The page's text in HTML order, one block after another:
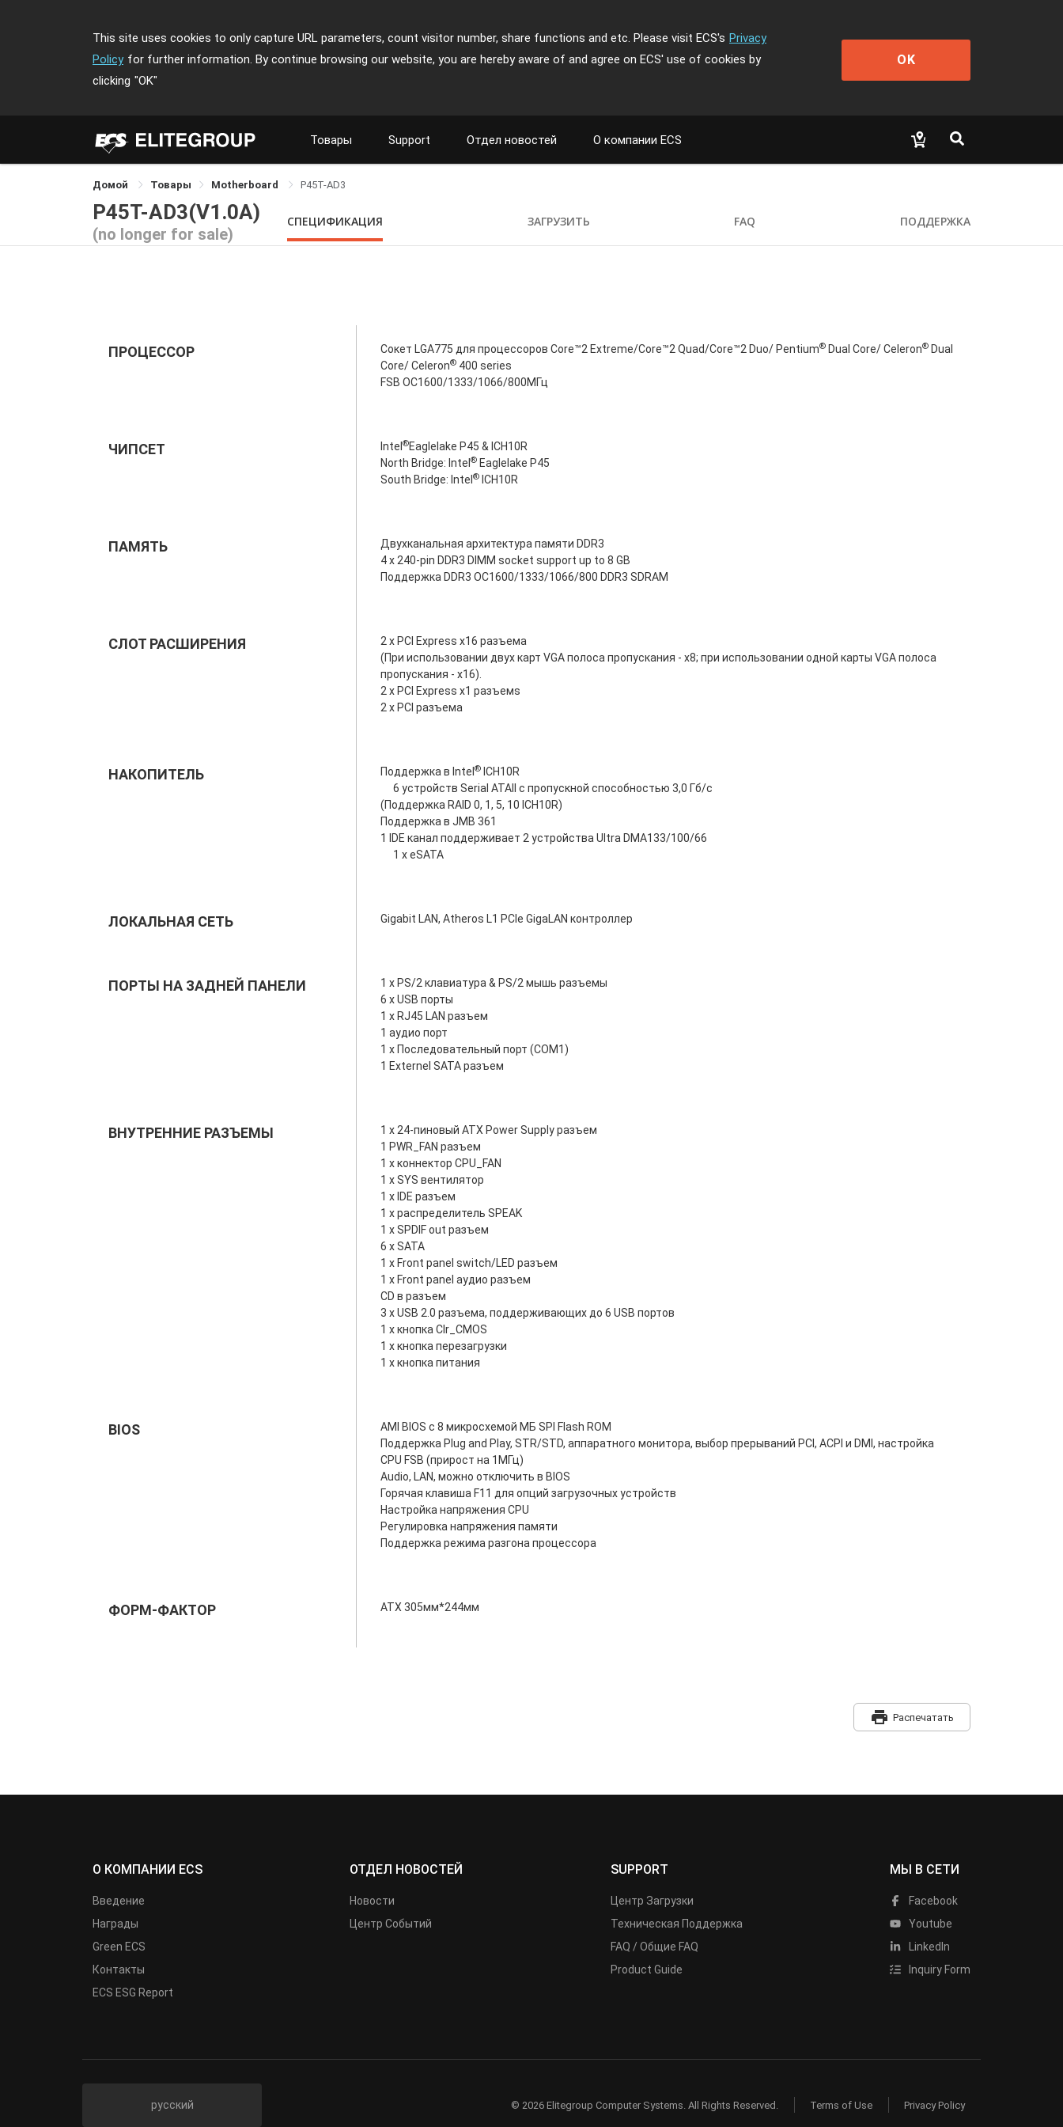
This site uses cookies to only capture URL parameters, count visitor number, share functions and etc. Please visit ECS's Privacy
Policy for further information. By continue browsing our website, you are hereby aware of and agree on ECS' use of cookies by
clicking "OK"
OK
Товары Support Отдел новостей О компании ECS
Домой Товары Motherboard P45T-AD3
P45T-AD3(V1.0A)
(no longer for sale)
СПЕЦИФИКАЦИЯ ЗАГРУЗИТЬ FAQ ПОДДЕРЖКА
ПРОЦЕССОР Сокет LGA775 для процессоров Core™2 Extreme/Core™2 Quad/Core™2 Duo/ Pentium® Dual Core/ Celeron® Dual
Core/ Celeron® 400 series
FSB OC1600/1333/1066/800МГц
ЧИПСЕТ Intel ®Eaglelake P45 & ICH10R
North Bridge: Intel ® Eaglelake P45
South Bridge: Intel ® ICH10R
ПАМЯТЬ
Двухканальная архитектура памяти DDR3
4 x 240-pin DDR3 DIMM socket support up to 8 GB
Поддержка DDR3 OC1600/1333/1066/800 DDR3 SDRAM
СЛОТ РАСШИРЕНИЯ
2 x PCI Express x16 разъема
(При использовании двух карт VGA полоса пропускания - x8; при использовании одной карты VGA полоса
пропускания - x16).
2 x PCI Express x1 разъемs
2 x PCI разъема
НАКОПИТЕЛЬ Поддержка в Intel ® ICH10R
6 устройств Serial ATAII с пропускной способностью 3,0 Гб/с
(Поддержка RAID 0, 1, 5, 10 ICH10R)
Поддержка в JMB 361
1 IDE канал поддерживает 2 устройства Ultra DMA133/100/66
1 x eSATA
ЛОКАЛЬНАЯ СЕТЬ Gigabit LAN, Atheros L1 PCIe GigaLAN контроллер
ПОРТЫ НА ЗАДНЕЙ ПАНЕЛИ
1 x PS/2 клавиатура & PS/2 мышь разъемы
6 x USB порты
1 x RJ45 LAN разъем
1 аудио порт
1 x Последовательный порт (COM1)
1 Externel SATA разъем
ВНУТРЕННИЕ РАЗЪЕМЫ
1 x 24-пиновый ATX Power Supply разъем
1 PWR_FAN разъем
1 x коннектор CPU_FAN
1 x SYS вентилятор
1 x IDE разъем
1 x распределитель SPEAK
1 x SPDIF out разъем
6 x SATA
1 x Front panel switch/LED разъем
1 x Front panel аудио разъем
CD в разъем
3 x USB 2.0 разъема, поддерживающих до 6 USB портов
1 x кнопка Clr_CMOS
1 x кнопка перезагрузки
1 x кнопка питания
BIOS
AMI BIOS с 8 микросхемой МБ SPI Flash ROM
Поддержка Plug and Play, STR/STD, аппаратного монитора, выбор прерываний PCI, ACPI и DMI, настройка
CPU FSB (прирост на 1МГц)
Audio, LAN, можно отключить в BIOS
Горячая клавиша F11 для опций загрузочных устройств
Настройка напряжения CPU
Регулировка напряжения памяти
Поддержка режима разгона процессора
ФОРМ-ФАКТОР ATX 305мм*244мм
print Распечатать
О КОМПАНИИ ECS
Введение
Награды
Green ECS
Контакты
ECS ESG Report
ОТДЕЛ НОВОСТЕЙ
Новости
Центр Событий
SUPPORT
Центр Загрузки
Техническая Поддержка
FAQ / Общие FAQ
Product Guide
МЫ В СЕТИ
Facebook
Youtube
LinkedIn
Inquiry Form
русский © 2026 Elitegroup Computer Systems. All Rights Reserved. Terms of Use Privacy Policy